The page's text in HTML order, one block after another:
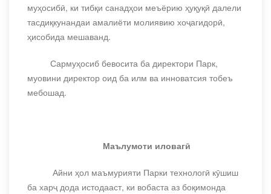
муҳосибӣ, ки тибқи санадҳои меъёрию ҳуқуқӣ далели
тасдиқкунандаи амалиёти молиявию хоҷагидорӣ,
ҳисобида мешаванд.
Сармуҳосиб бевосита ба директори Парк,
муовини директор оид ба илм ва инноватсия тобеъ
мебошад.
Маълумоти иловагӣ
Айни ҳол маъмурияти Парки технологӣ кӯшиш
ба харҷ дода истодааст, ки вобаста аз боқимонда